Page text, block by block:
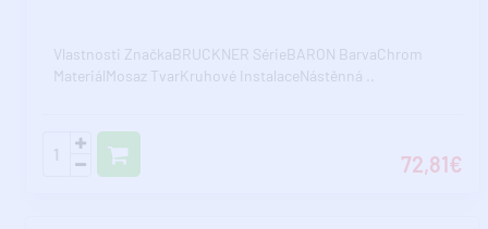
Vlastnosti ZnačkaBRUCKNER SérieBARON BarvaChrom
MateriálMosaz TvarKruhové InstalaceNástěnná ..
72,81€